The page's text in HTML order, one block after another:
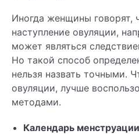
Иногда женщины говорят,
наступление овуляции,
может являться
Но такой способ
нельзя назвать точными.
овуляции, лучше
методами.
Календарь менструации